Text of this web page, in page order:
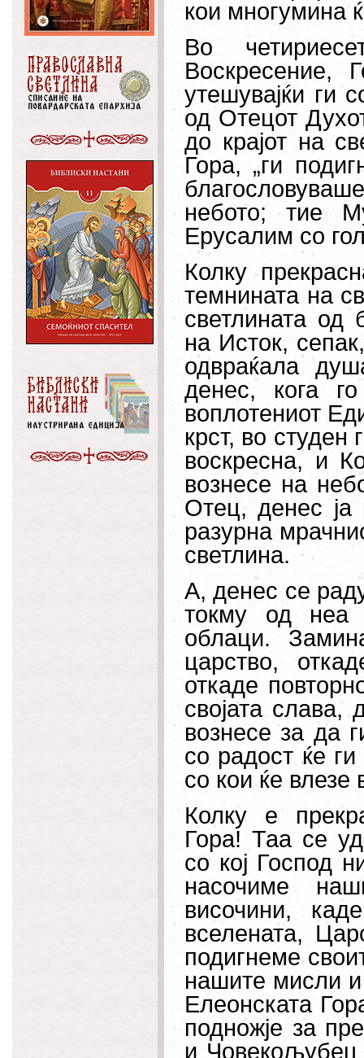
кои многумина
Во
Воскресение,
утешувајќи ги
од Отецот
до крајот на
Гора, „ги
небото; тие
Ерусалим со
Колку
темнината на
светлината од
на Исток,
одвраќала
денес, кога
воплотениот
крст, во студен
воскресна, и
вознесе на
Отец, денес ја
разурна
светлина.
А, денес се
токму од неа
облаци.
царство,
откаде
својата
вознесе за да
со радост ќе
со кои ќе
Колку е
Гора! Таа се
со кој Господ
насочиме
височини,
вселената,
подигнеме
нашите мисли
Елеонската
подножје за
и Човекољубец